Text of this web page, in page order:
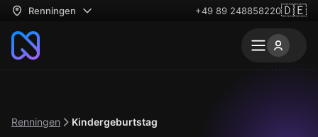
Renningen +49 89 248858220🇩🇪
Renningen Kindergeburtstag